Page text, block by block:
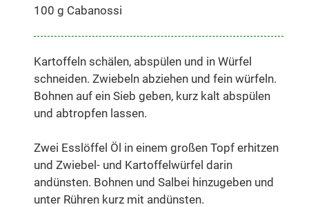
100 g Cabanossi
Kartoffeln schälen, abspülen und in Würfel
schneiden. Zwiebeln abziehen und fein würfeln.
Bohnen auf ein Sieb geben, kurz kalt abspülen
und abtropfen lassen.
Zwei Esslöffel Öl in einem großen Topf erhitzen
und Zwiebel- und Kartoffelwürfel darin
andünsten. Bohnen und Salbei hinzugeben und
unter Rühren kurz mit andünsten.